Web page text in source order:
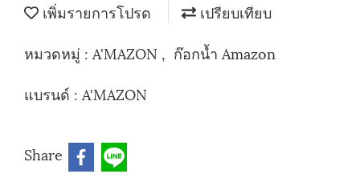
เพิ่มรายการโปรด
เปรียบเทียบ
หมวดหมู่ : A'MAZON , ก๊อกน้ำ Amazon
แบรนด์ : A'MAZON
Share